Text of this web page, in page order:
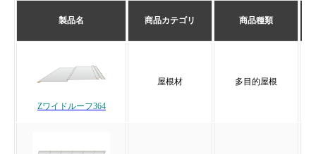
製品名 商品カテゴリ 商品種類
Zワイドルーフ364
屋根材 多目的屋根